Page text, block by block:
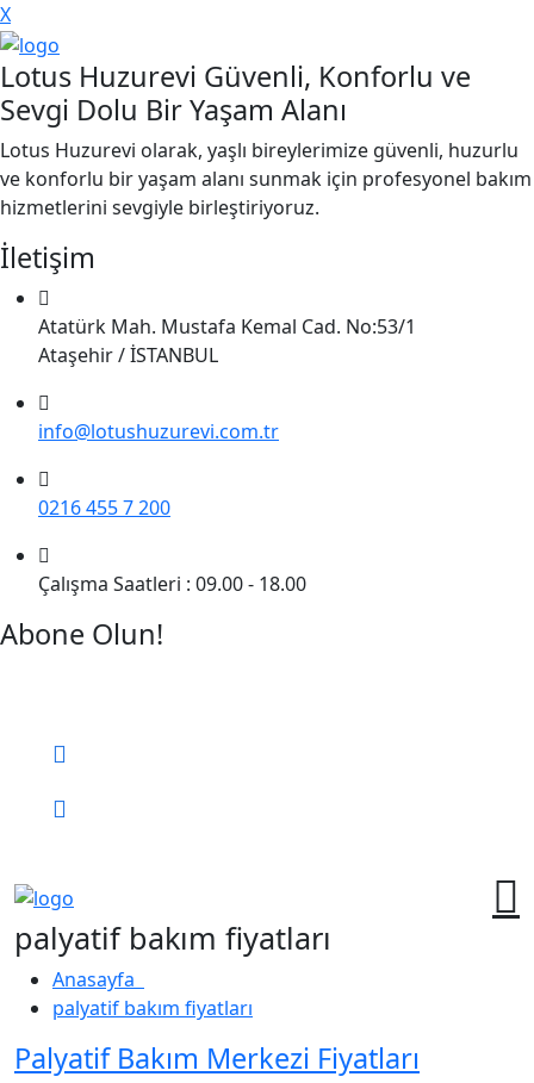
X
Lotus Huzurevi Güvenli, Konforlu ve
Sevgi Dolu Bir Yaşam Alanı
Lotus Huzurevi olarak, yaşlı bireylerimize güvenli, huzurlu
ve konforlu bir yaşam alanı sunmak için profesyonel bakım
hizmetlerini sevgiyle birleştiriyoruz.
İletişim
Atatürk Mah. Mustafa Kemal Cad. No:53/1
Ataşehir / İSTANBUL
info@lotushuzurevi.com.tr
0216 455 7 200
Çalışma Saatleri : 09.00 - 18.00
Abone Olun!
palyatif bakım fiyatları
Anasayfa
palyatif bakım fiyatları
Palyatif Bakım Merkezi Fiyatları